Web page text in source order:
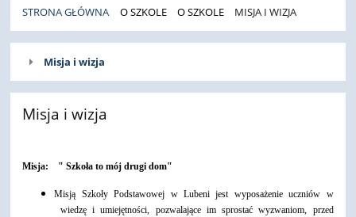
STRONA GŁÓWNA O SZKOLE O SZKOLE MISJA I WIZJA
Misja
wizja
Misja i wizja
Misja i wizja
Misja: " Szkoła to mój drugi dom"
Misją Szkoły Podstawowej w Lubeni jest wyposażenie uczniów w
wiedzę i umiejętności, pozwalające im sprostać wyzwaniom, przed